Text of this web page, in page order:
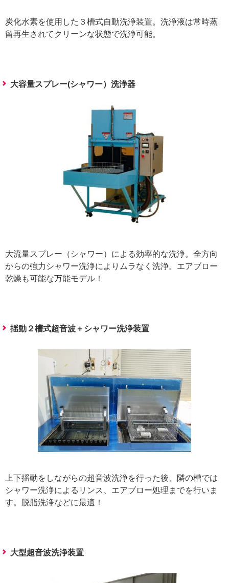
炭化水素を使用した３槽式自動洗浄装置。洗浄液は常時蒸
留再生されてクリーンな状態で洗浄可能。
大容量スプレー(シャワー）洗浄器
大流量スプレー（シャワー）による効率的な洗浄。全方向
からの強力シャワー洗浄によりムラなく洗浄。エアブロー
乾燥も可能な万能モデル！
揺動２槽式超音波＋シャワー洗浄装置
上下揺動をしながらの超音波洗浄を行った後、隣の槽では
シャワー洗浄によるリンス、エアブロー処理までを行いま
す。脱脂洗浄などに最適！
大型超音波洗浄装置